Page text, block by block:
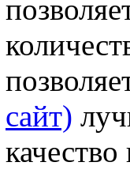
сайт)